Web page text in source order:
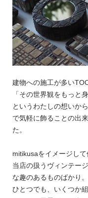
建物への施工が多い
「その世界観をもっと
というわたしの想いか
で気軽に飾ることの出
た。
mitikusaをイメージして
当店の扱うヴィンテー
な趣のあるものばかり。
ひとつでも、いくつか